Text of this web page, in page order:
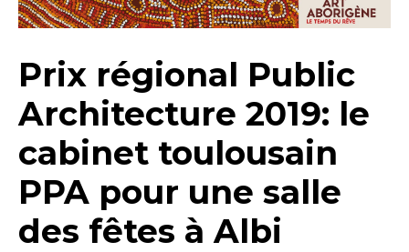
Prix régional Public
Architecture 2019: le
cabinet toulousain
PPA pour une salle
des fêtes à Albi